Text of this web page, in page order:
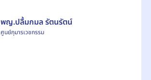
พญ.ปลื้มกมล รัตนรัตน์
ศูนย์กุมารเวชกรรม